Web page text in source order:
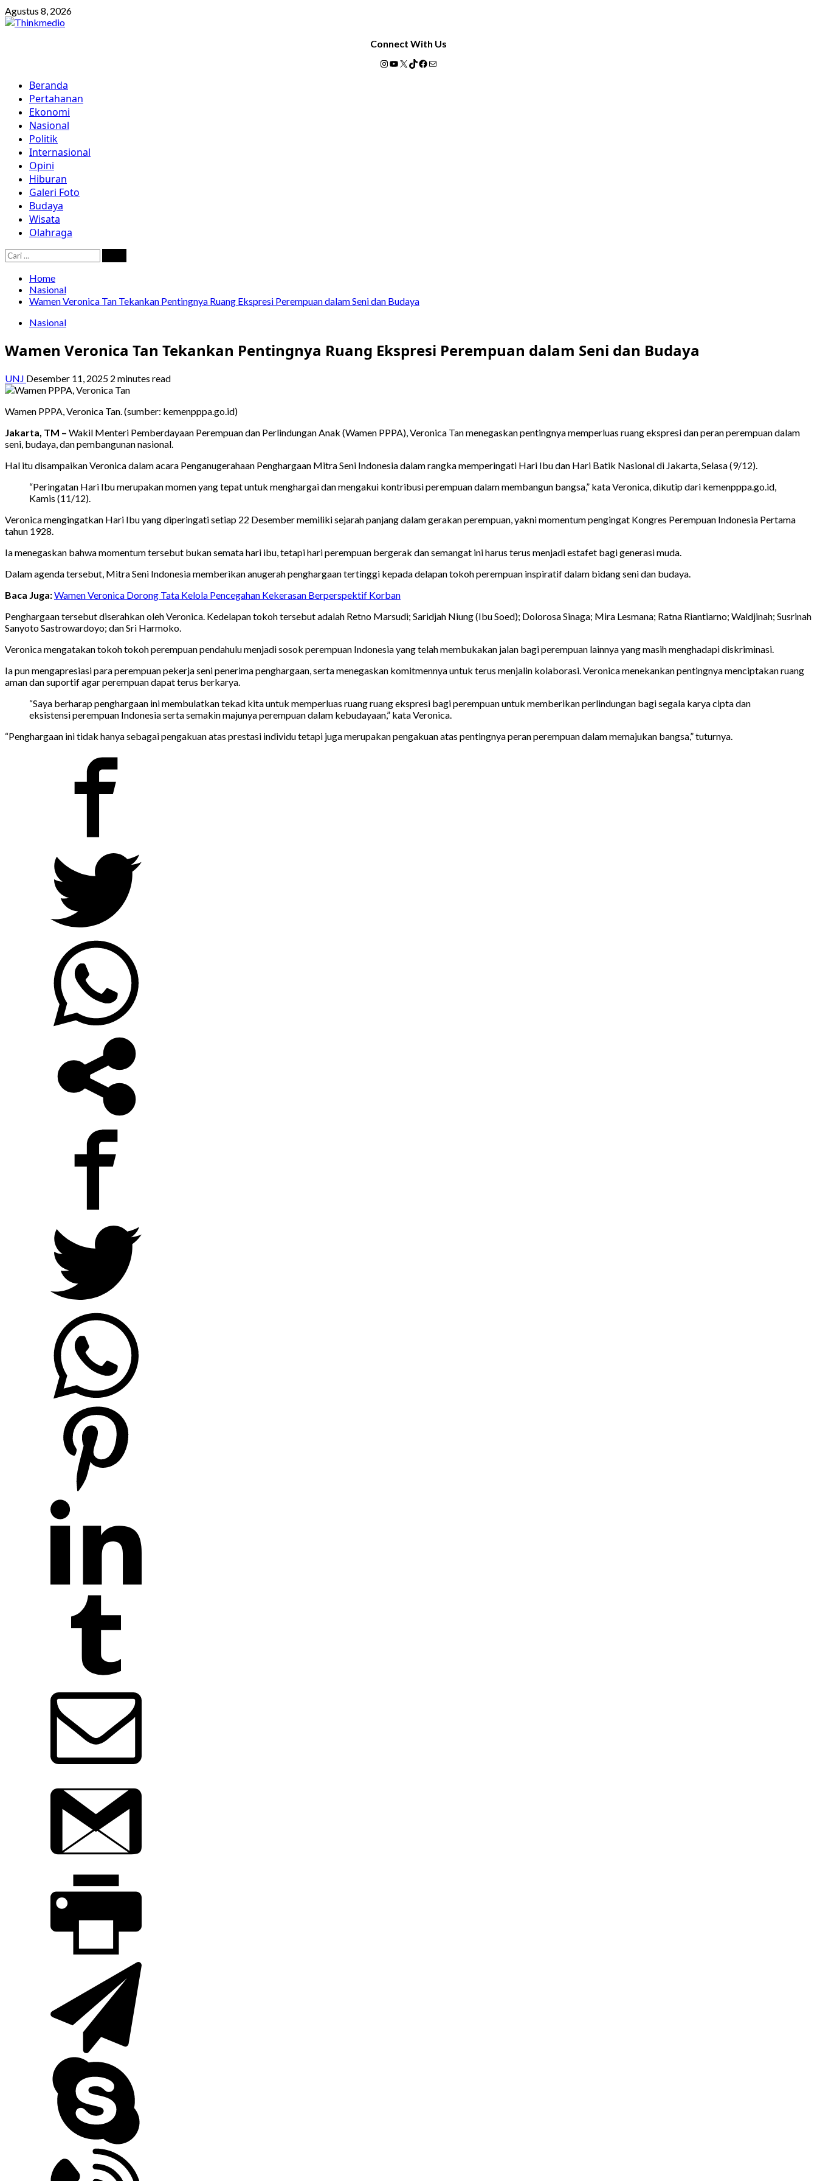
Skip
to
Agustus 8, 2026
Connect With Us
Instagram
YouTube
X TikTok
Facebook
Mail
Primary
Menu
Beranda
Pertahanan
Ekonomi
Nasional
Politik
Internasional
Opini
Hiburan
Galeri Foto
Budaya
Wisata
Olahraga
Cari
untuk:
Home
Nasional
Wamen Veronica Tan Tekankan Pentingnya Ruang Ekspresi Perempuan dalam Seni dan Budaya
Nasional
Wamen Veronica Tan Tekankan Pentingnya Ruang Ekspresi Perempuan dalam Seni dan Budaya
UNJ Desember 11, 2025 2 minutes read
Wamen PPPA, Veronica Tan. (sumber: kemenpppa.go.id)
Jakarta, TM – Wakil Menteri Pemberdayaan Perempuan dan Perlindungan Anak (Wamen PPPA), Veronica Tan menegaskan pentingnya memperluas ruang ekspresi dan peran perempuan dalam
seni, budaya, dan pembangunan nasional.
Hal itu disampaikan Veronica dalam acara Penganugerahaan Penghargaan Mitra Seni Indonesia dalam rangka memperingati Hari Ibu dan Hari Batik Nasional di Jakarta, Selasa (9/12).
“Peringatan Hari Ibu merupakan momen yang tepat untuk menghargai dan mengakui kontribusi perempuan dalam membangun bangsa,” kata Veronica, dikutip dari kemenpppa.go.id,
Kamis (11/12).
Veronica mengingatkan Hari Ibu yang diperingati setiap 22 Desember memiliki sejarah panjang dalam gerakan perempuan, yakni momentum pengingat Kongres Perempuan Indonesia Pertama
tahun 1928.
Ia menegaskan bahwa momentum tersebut bukan semata hari ibu, tetapi hari perempuan bergerak dan semangat ini harus terus menjadi estafet bagi generasi muda.
Dalam agenda tersebut, Mitra Seni Indonesia memberikan anugerah penghargaan tertinggi kepada delapan tokoh perempuan inspiratif dalam bidang seni dan budaya.
Baca Juga:Wamen Veronica Dorong Tata Kelola Pencegahan Kekerasan Berperspektif Korban
Penghargaan tersebut diserahkan oleh Veronica. Kedelapan tokoh tersebut adalah Retno Marsudi; Saridjah Niung (Ibu Soed); Dolorosa Sinaga; Mira Lesmana; Ratna Riantiarno; Waldjinah; Susrinah
Sanyoto Sastrowardoyo; dan Sri Harmoko.
Veronica mengatakan tokoh tokoh perempuan pendahulu menjadi sosok perempuan Indonesia yang telah membukakan jalan bagi perempuan lainnya yang masih menghadapi diskriminasi.
Ia pun mengapresiasi para perempuan pekerja seni penerima penghargaan, serta menegaskan komitmennya untuk terus menjalin kolaborasi. Veronica menekankan pentingnya menciptakan ruang
aman dan suportif agar perempuan dapat terus berkarya.
“Saya berharap penghargaan ini membulatkan tekad kita untuk memperluas ruang ruang ekspresi bagi perempuan untuk memberikan perlindungan bagi segala karya cipta dan
eksistensi perempuan Indonesia serta semakin majunya perempuan dalam kebudayaan,” kata Veronica.
“Penghargaan ini tidak hanya sebagai pengakuan atas prestasi individu tetapi juga merupakan pengakuan atas pentingnya peran perempuan dalam memajukan bangsa,” tuturnya.